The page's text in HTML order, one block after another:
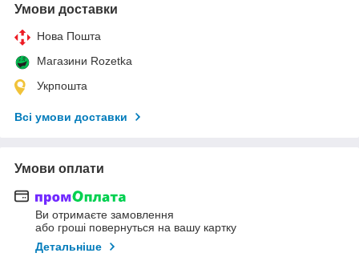
Умови доставки
Нова Пошта
Магазини Rozetka
Укрпошта
Всі умови доставки
Умови оплати
Ви отримаєте замовлення
або гроші повернуться на вашу картку
Детальніше